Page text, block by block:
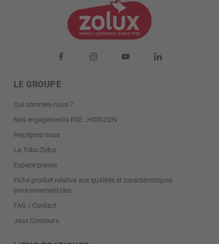
LE GROUPE
Qui sommes-nous ?
Nos engagements RSE : HORIZON
Rejoignez-nous
La Tribu Zolux
Espace presse
Fiche produit relative aux qualités et caractéristiques
environnementales
FAQ / Contact
Jeux Concours